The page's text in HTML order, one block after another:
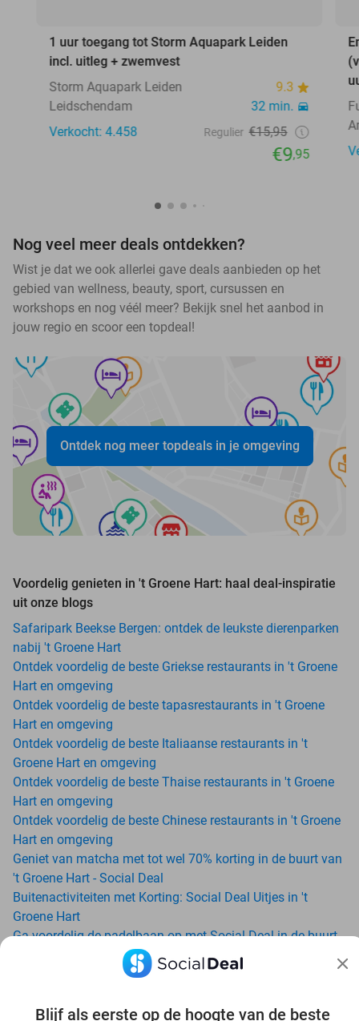
Blijf als eerste op de hoogte van de beste
1 uur toegang tot Storm Aquapark Leiden
incl. uitleg + zwemvest
Storm Aquapark Leiden
9.3
Leidschendam
32 min.
Verkocht: 4.458
Regulier €15,95
€9,95
Nog veel meer deals ontdekken?
Wist je dat we ook allerlei gave deals aanbieden op het
gebied van wellness, beauty, sport, cursussen en
workshops en nog véél meer? Bekijk snel het aanbod in
jouw regio en scoor een topdeal!
Ontdek nog meer topdeals in je omgeving
Voordelig genieten in 't Groene Hart: haal deal-inspiratie
uit onze blogs
Safaripark Beekse Bergen: ontdek de leukste dierenparken
nabij 't Groene Hart
Ontdek voordelig de beste Griekse restaurants in 't Groene
Hart en omgeving
Ontdek voordelig de beste tapasrestaurants in 't Groene
Hart en omgeving
Ontdek voordelig de beste Italiaanse restaurants in 't
Groene Hart en omgeving
Ontdek voordelig de beste Thaise restaurants in 't Groene
Hart en omgeving
Ontdek voordelig de beste Chinese restaurants in 't Groene
Hart en omgeving
Geniet van matcha met tot wel 70% korting in de buurt van
't Groene Hart - Social Deal
Buitenactiviteiten met Korting: Social Deal Uitjes in 't
Groene Hart
Ga voordelig de padelbaan op met Social Deal in de buurt
Geniet van je vakantie in 't Groene Hart in Nederland met
Ontdek voordelig Pilates in 't Groene Hart - Social Deal